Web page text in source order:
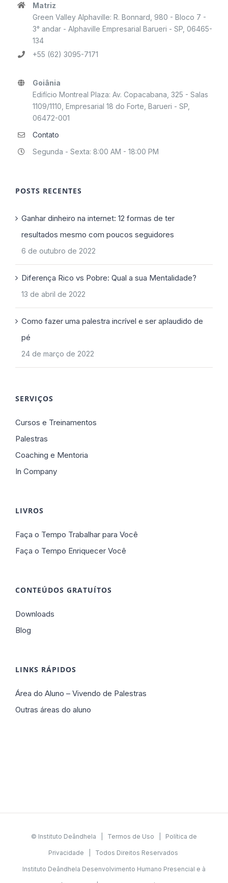
Matriz
Green Valley Alphaville: R. Bonnard, 980 - Bloco 7 -
3° andar - Alphaville Empresarial Barueri - SP, 06465-
134
+55 (62) 3095-7171
Goiânia
Edifício Montreal Plaza: Av. Copacabana, 325 - Salas
1109/1110, Empresarial 18 do Forte, Barueri - SP,
06472-001
Contato
Segunda - Sexta: 8:00 AM - 18:00 PM
POSTS RECENTES
Ganhar dinheiro na internet: 12 formas de ter
resultados mesmo com poucos seguidores
6 de outubro de 2022
Diferença Rico vs Pobre: Qual a sua Mentalidade?
13 de abril de 2022
Como fazer uma palestra incrível e ser aplaudido de
pé
24 de março de 2022
SERVIÇOS
Cursos e Treinamentos
Palestras
Coaching e Mentoria
In Company
LIVROS
Faça o Tempo Trabalhar para Você
Faça o Tempo Enriquecer Você
CONTEÚDOS GRATUÍTOS
Downloads
Blog
LINKS RÁPIDOS
Área do Aluno – Vivendo de Palestras
Outras áreas do aluno
© Instituto Deândhela | Termos de Uso Política de
Privacidade | Todos Direitos Reservados
Instituto Deândhela Desenvolvimento Humano Presencial e à